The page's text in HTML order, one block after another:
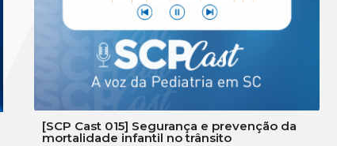
[SCP Cast 015] Segurança e prevenção da
mortalidade infantil no trânsito